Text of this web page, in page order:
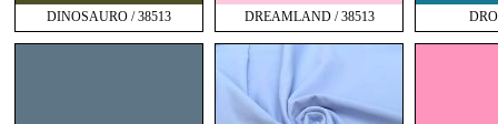
DINOSAURO / 38513 DREAMLAND / 38513